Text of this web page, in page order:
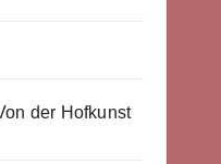
der Hofkunst